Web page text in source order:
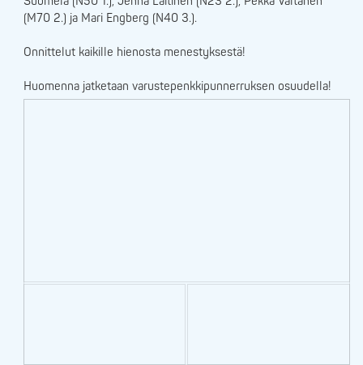
(M70 2.) ja Mari Engberg (N40 3.).
Onnittelut kaikille hienosta menestyksestä!
Huomenna jatketaan varustepenkkipunnerruksen osuudella!